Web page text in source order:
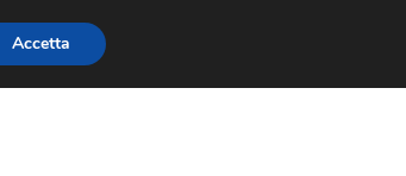
VACANZE
Accetta